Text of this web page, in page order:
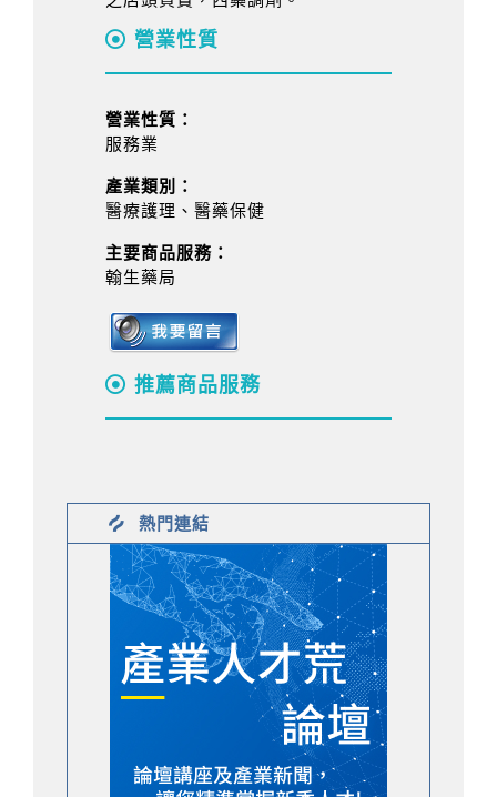
營業性質
營業性質：
服務業
產業類別：
醫療護理、醫藥保健
主要商品服務：
翰生藥局
推薦商品服務
熱門連結